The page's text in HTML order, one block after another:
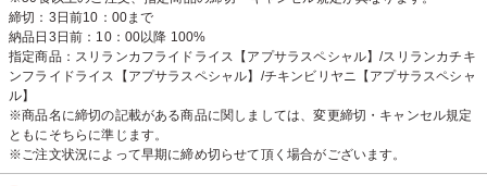
締切：3日前10：00まで
納品日3日前：10：00以降 100%
指定商品：スリランカフライドライス【アプサラスペシャル】/スリランカチキ
ンフライドライス【アプサラスペシャル】/チキンビリヤニ【アプサラスペシャ
ル】
※商品名に締切の記載がある商品に関しましては、変更締切・キャンセル規定
ともにそちらに準じます。
※ご注文状況によって早期に締め切らせて頂く場合がございます。